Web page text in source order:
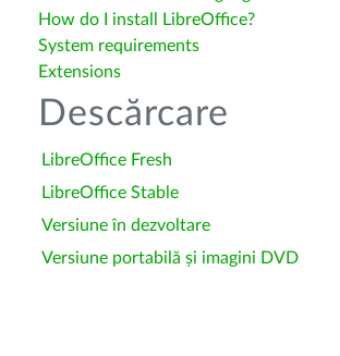
How do I install LibreOffice?
System requirements
Extensions
Descărcare
LibreOffice Fresh
LibreOffice Stable
Versiune în dezvoltare
Versiune portabilă și imagini DVD